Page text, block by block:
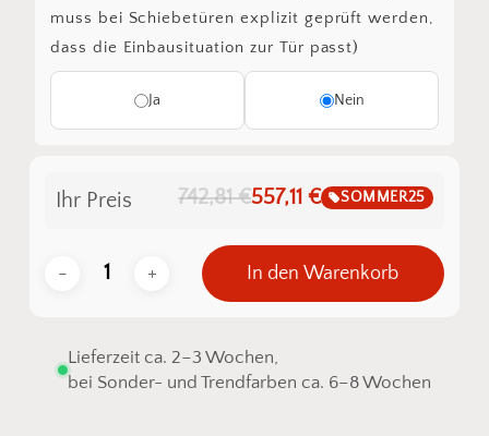
muss bei Schiebetüren explizit geprüft werden,
dass die Einbausituation zur Tür passt)
Ja Nein
Ihr Preis 742,81 €557,11 € SOMMER25
In den Warenkorb
Lieferzeit ca. 2–3 Wochen,
bei Sonder- und Trendfarben ca. 6–8 Wochen